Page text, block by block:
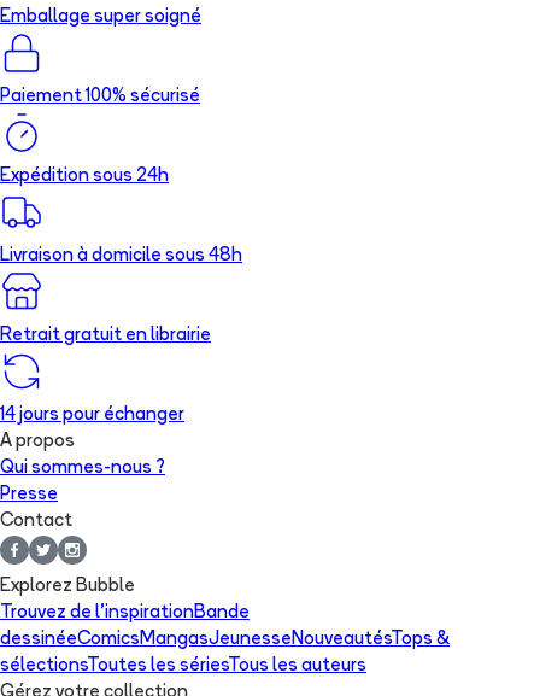
Emballage super soigné
Paiement 100% sécurisé
Expédition sous 24h
Livraison à domicile sous 48h
Retrait gratuit en librairie
14 jours pour échanger
A propos
Qui sommes-nous ?
Presse
Contact
Explorez Bubble
Trouvez de l'inspirationBande
dessinéeComics MangasJeunesse NouveautésTops &
sélectionsToutes les sériesTous les auteurs